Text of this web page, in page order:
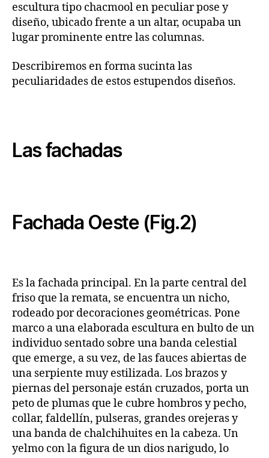
escultura tipo chacmool en peculiar pose y
diseño, ubicado frente a un altar, ocupaba un
lugar prominente entre las columnas.
Describiremos en forma sucinta las
peculiaridades de estos estupendos diseños.
Las fachadas
Fachada Oeste (Fig.2)
Es la fachada principal. En la parte central del
friso que la remata, se encuentra un nicho,
rodeado por decoraciones geométricas. Pone
marco a una elaborada escultura en bulto de un
individuo sentado sobre una banda celestial
que emerge, a su vez, de las fauces abiertas de
una serpiente muy estilizada. Los brazos y
piernas del personaje están cruzados, porta un
peto de plumas que le cubre hombros y pecho,
collar, faldellín, pulseras, grandes orejeras y
una banda de chalchihuites en la cabeza. Un
yelmo con la figura de un dios narigudo, lo